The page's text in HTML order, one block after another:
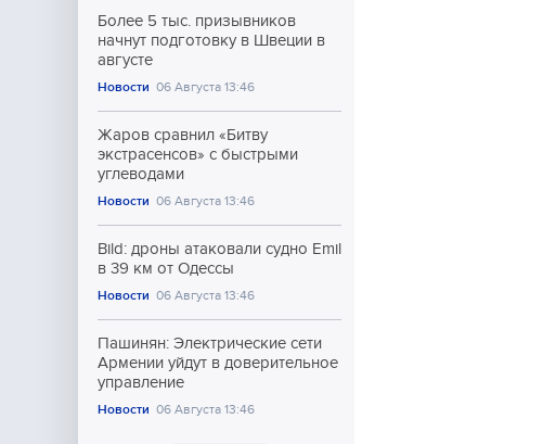
Более 5 тыс. призывников
начнут подготовку в Швеции в
августе
Новости 06 Августа 13:46
Жаров сравнил «Битву
экстрасенсов» с быстрыми
углеводами
Новости 06 Августа 13:46
Bild: дроны атаковали судно Emil
в 39 км от Одессы
Новости 06 Августа 13:46
Пашинян: Электрические сети
Армении уйдут в доверительное
управление
Новости 06 Августа 13:46